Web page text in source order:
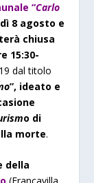
“Carlo
8 agosto e
chiusa
15:30-
dal titolo
”, ideato e
o di
morte.
della